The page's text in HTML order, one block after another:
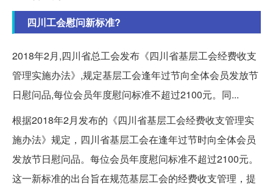
四川工会慰问新标准?
2018年2月,四川省总工会发布《四川省基层工会经费收支
管理实施办法》,规定基层工会逢年过节向全体会员发放节
日慰问品,每位会员年度慰问标准不超过2100元。同...
根据2018年2月发布的《四川省基层工会经费收支管理实
施办法》规定，四川省基层工会在逢年过节时向全体会员
发放节日慰问品。每位会员年度慰问标准不超过2100元。
这一新标准的出台旨在规范基层工会的经费收支管理，提